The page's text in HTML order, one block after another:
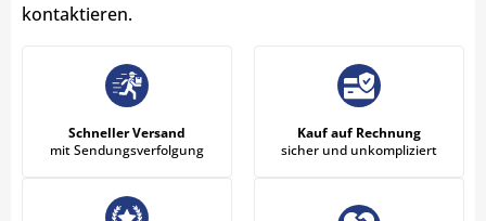
kontaktieren.
Schneller Versand
mit Sendungsverfolgung
Kauf auf Rechnung
sicher und unkompliziert